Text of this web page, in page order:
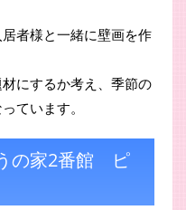
者様と一緒に壁画を作
にするか考え、季節の
ています。
の家2番館 ピ